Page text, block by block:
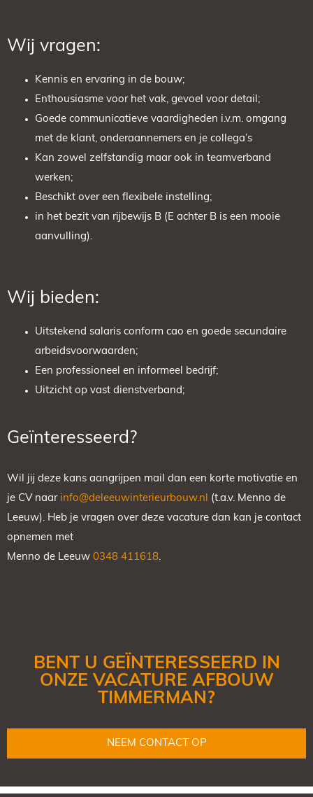
Wij vragen:
Kennis en ervaring in de bouw;
Enthousiasme voor het vak, gevoel voor detail;
Goede communicatieve vaardigheden i.v.m. omgang
met de klant, onderaannemers en je collega’s
Kan zowel zelfstandig maar ook in teamverband
werken;
Beschikt over een flexibele instelling;
in het bezit van rijbewijs B (E achter B is een mooie
aanvulling).
Wij bieden:
Uitstekend salaris conform cao en goede secundaire
arbeidsvoorwaarden;
Een professioneel en informeel bedrijf;
Uitzicht op vast dienstverband;
Geïnteresseerd?
Wil jij deze kans aangrijpen mail dan een korte motivatie en
je CV naar info@deleeuwinterieurbouw.nl
(t.a.v. Menno de
Leeuw). Heb je vragen over deze vacature dan kan je contact
opnemen met
Menno de Leeuw 0348 411618.
BENT U GEÏNTERESSEERD IN
ONZE VACATURE AFBOUW
TIMMERMAN?
NEEM CONTACT OP